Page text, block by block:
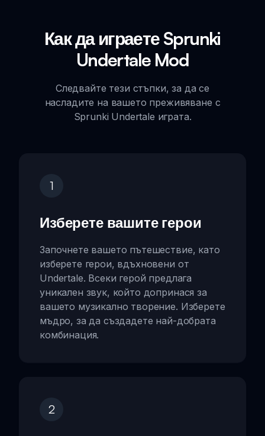
Как да играете Sprunki
Undertale Mod
Следвайте тези стъпки, за да се
насладите на вашето преживяване с
Sprunki Undertale играта.
1
Изберете вашите герои
Започнете вашето пътешествие, като
изберете герои, вдъхновени от
Undertale. Всеки герой предлага
уникален звук, който допринася за
вашето музикално творение. Изберете
мъдро, за да създадете най-добрата
комбинация.
2